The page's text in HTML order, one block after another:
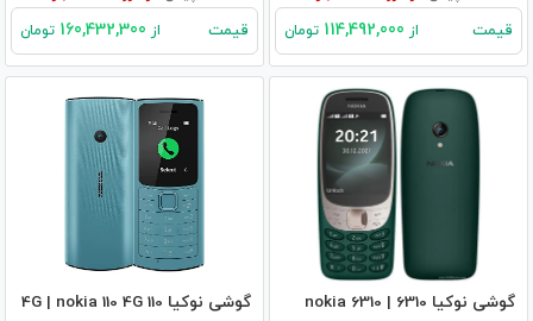
قیمت از تومان قیمت از تومان
گوشی نوکیا 6310 | nokia 6310 گوشی نوکیا 110 4G | nokia 110 4G